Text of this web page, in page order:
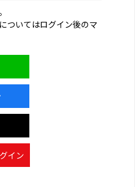
ついてはログイン後のマ
イン